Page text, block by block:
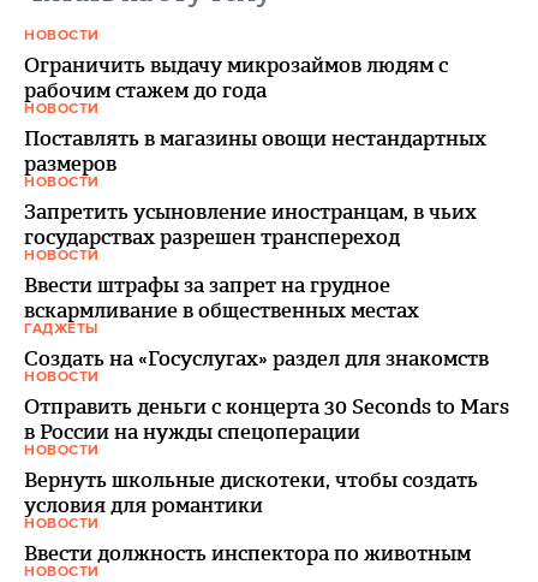
НОВОСТИ
Ограничить выдачу микрозаймов людям с
рабочим стажем до года
НОВОСТИ
Поставлять в магазины овощи нестандартных
размеров
НОВОСТИ
Запретить усыновление иностранцам, в чьих
государствах разрешен транспереход
НОВОСТИ
Ввести штрафы за запрет на грудное
вскармливание в общественных местах
ГАДЖЕТЫ
Создать на «Госуслугах» раздел для знакомств
НОВОСТИ
Отправить деньги с концерта 30 Seconds to Mars
в России на нужды спецоперации
НОВОСТИ
Вернуть школьные дискотеки, чтобы создать
условия для романтики
НОВОСТИ
Ввести должность инспектора по животным
НОВОСТИ